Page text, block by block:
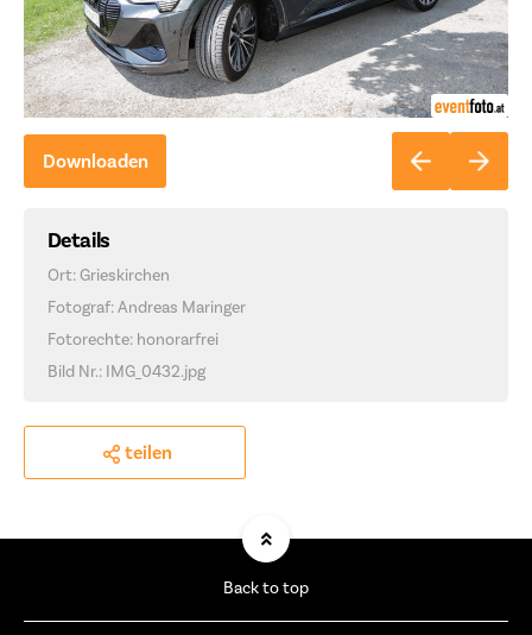
Downloaden
Details
Ort: Grieskirchen
Fotograf: Andreas Maringer
Fotorechte: honorarfrei
Bild Nr.: IMG_0432.jpg
teilen
Back to top